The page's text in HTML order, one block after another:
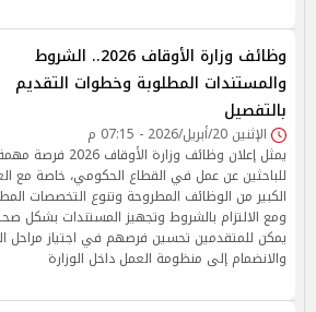
وظائف وزارة الأوقاف 2026.. الشروط
والمستندات المطلوبة وخطوات التقديم
بالتفصيل
الإثنين 20/أبريل/2026 - 07:15 م
يمثل إعلان وظائف وزارة الأوقاف 2026 فرصة
للباحثين عن عمل في القطاع الحكومي، خاصة مع
الكبير من الوظائف المطروحة وتنوع التخصصات
ومع الالتزام بالشروط وتجهيز المستندات بشكل
يمكن للمتقدمين تحسين فرصهم في اجتياز مراحل
والانضمام إلى منظومة العمل داخل الوزارة